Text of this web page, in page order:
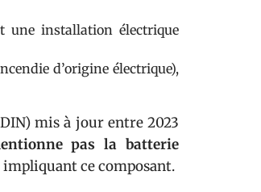
une installation électrique
d’origine électrique),
mis à jour entre 2023
pas la batterie
ce composant.